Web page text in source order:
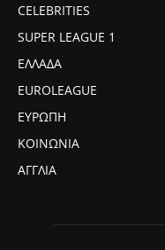
CELEBRITIES
SUPER LEAGUE 1
ΕΛΛΑΔΑ
EUROLEAGUE
ΕΥΡΩΠΗ
ΚΟΙΝΩΝΙΑ
ΑΓΓΛΙΑ